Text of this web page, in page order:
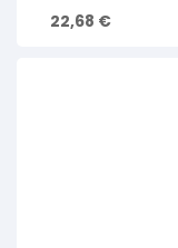
22,68 €